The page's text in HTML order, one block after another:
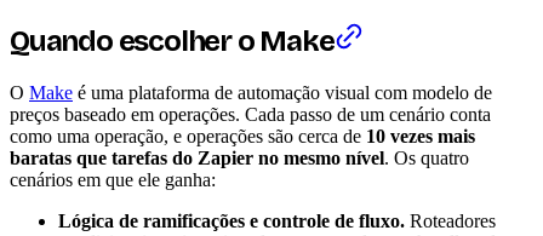
Quando escolher o Make
O Make é uma plataforma de automação visual com modelo de
preços baseado em operações. Cada passo de um cenário conta
como uma operação, e operações são cerca de 10 vezes mais
baratas que tarefas do Zapier no mesmo nível. Os quatro
cenários em que ele ganha:
Lógica de ramificações e controle de fluxo. Roteadores